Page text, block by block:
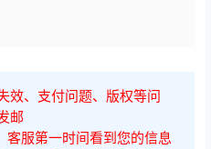
效、支付问题、版权等问
邮
服第一时间看到您的信息